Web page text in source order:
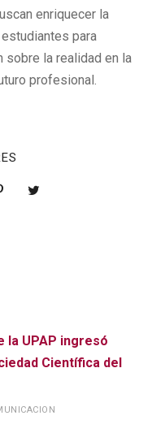
enriquecer la
para
sobre la realidad en la
profesional.
la UPAP ingresó
Científica del